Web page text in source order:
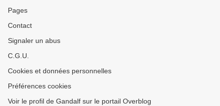
Pages
Contact
Signaler un abus
C.G.U.
Cookies et données personnelles
Préférences cookies
Voir le profil de Gandalf sur le portail Overblog